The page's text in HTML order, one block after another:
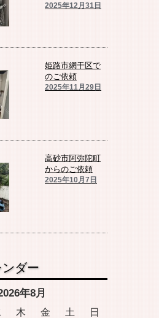
2025年12月31日
姫路市網干区で
のご依頼
2025年11月29日
高砂市阿弥陀町
からのご依頼
2025年10月7日
ダー
年8月
木 金 土
日